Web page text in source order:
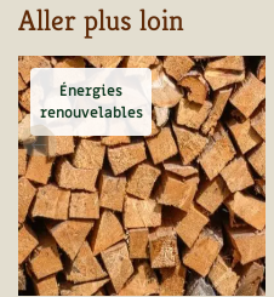
Aller plus loin
Énergies
renouvelables